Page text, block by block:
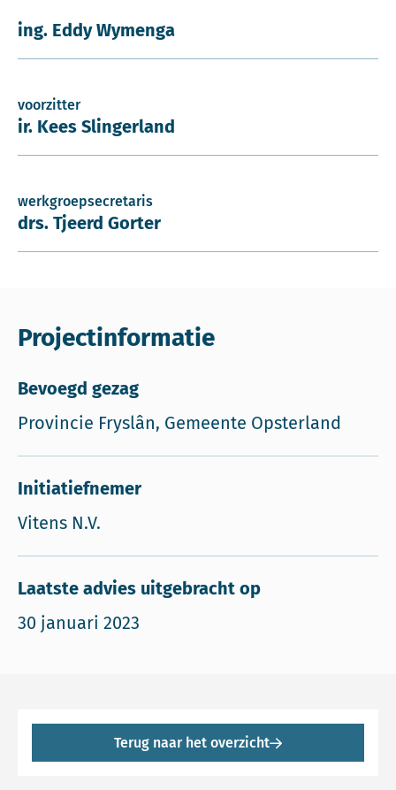
ing. Eddy Wymenga
voorzitter
ir. Kees Slingerland
werkgroepsecretaris
drs. Tjeerd Gorter
Projectinformatie
Bevoegd gezag
Provincie Fryslân, Gemeente Opsterland
Initiatiefnemer
Vitens N.V.
Laatste advies uitgebracht op
30 januari 2023
Terug naar het overzicht